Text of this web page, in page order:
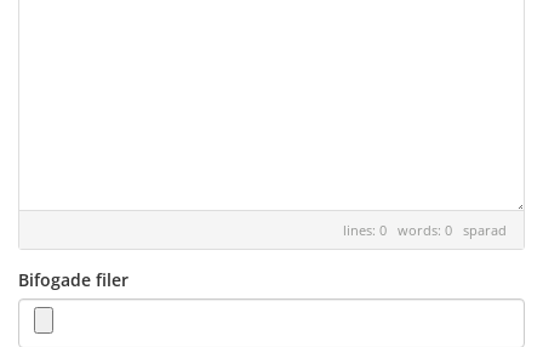
lines: 0 words: 0 sparad
Bifogade filer